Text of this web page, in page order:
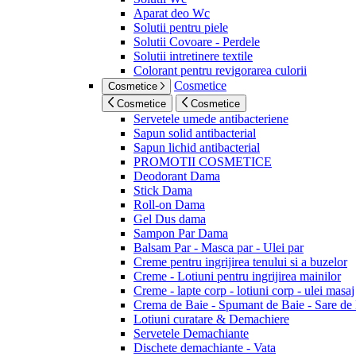
Aparat deo Wc
Solutii pentru piele
Solutii Covoare - Perdele
Solutii intretinere textile
Colorant pentru revigorarea culorii
Cosmetice Cosmetice
Cosmetice Cosmetice
Servetele umede antibacteriene
Sapun solid antibacterial
Sapun lichid antibacterial
PROMOTII COSMETICE
Deodorant Dama
Stick Dama
Roll-on Dama
Gel Dus dama
Sampon Par Dama
Balsam Par - Masca par - Ulei par
Creme pentru ingrijirea tenului si a buzelor
Creme - Lotiuni pentru ingrijirea mainilor
Creme - lapte corp - lotiuni corp - ulei masaj
Crema de Baie - Spumant de Baie - Sare de
Lotiuni curatare & Demachiere
Servetele Demachiante
Dischete demachiante - Vata